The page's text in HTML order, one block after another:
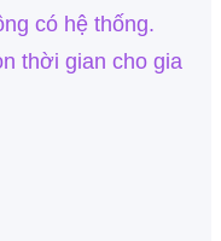
có hệ thống.
thời gian cho gia